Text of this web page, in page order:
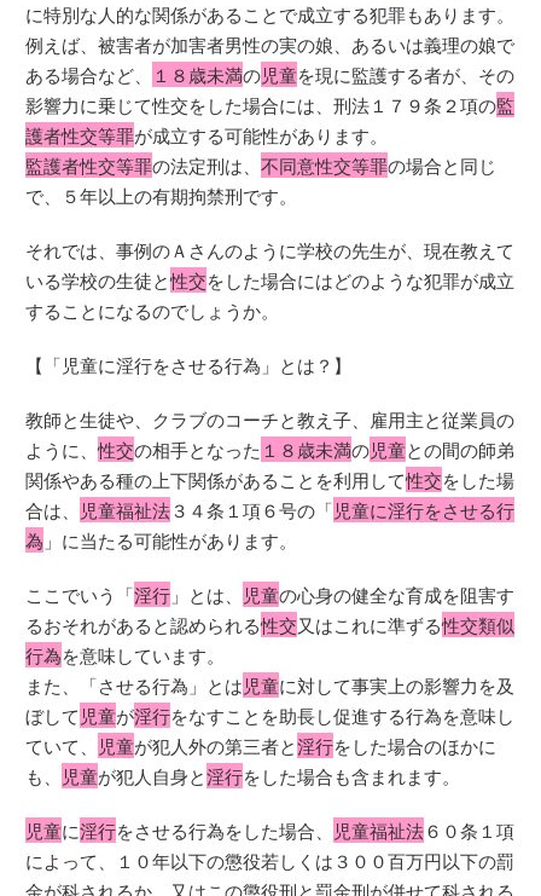
に特別な人的な関係があることで成立する犯罪もあります。
例えば、被害者が加害者男性の実の娘、あるいは義理の娘で
ある場合など、
１８歳未満の児童を現に監護する者が、その
影響力に乗じて性交をした場合には、刑法１７９条２項の監
護者性交等罪が成立する可能性があります。
監護者性交等罪の法定刑は、不同意性交等罪の場合と同じ
で、５年以上の有期拘禁刑です。
それでは、事例のＡさんのように学校の先生が、現在教えて
いる学校の生徒と性交をした場合にはどのような犯罪が成立
することになるのでしょうか。
【「児童に淫行をさせる行為」とは？】
教師と生徒や、クラブのコーチと教え子、雇用主と従業員の
ように、性交の相手となった １８歳未満の児童との間の師弟
関係やある種の上下関係があることを利用して性交をした場
合は、
児童福祉法３４条１項６号の「児童に淫行をさせる行
為 」に当たる可能性があります。
ここでいう「淫行 」とは、 児童の心身の健全な育成を阻害す
るおそれがあると認められる性交又はこれに準ずる性交類似
行為を意味しています。
また、「させる行為」とは児童に対して事実上の影響力を及
ぼして 児童が淫行をなすことを助長し促進する行為を意味し
ていて、
児童が犯人外の第三者と淫行をした場合のほかに
も、
児童が犯人自身と淫行をした場合も含まれます。
児童に淫行をさせる行為をした場合、 児童福祉法６０条１項
によって、１０年以下の懲役若しくは３００百万円以下の罰